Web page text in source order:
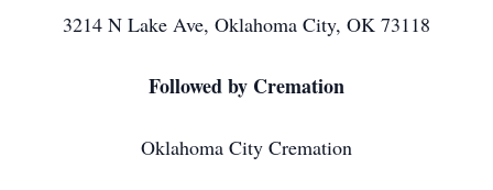
3214 N Lake Ave, Oklahoma City, OK 73118
Followed by Cremation
Oklahoma City Cremation